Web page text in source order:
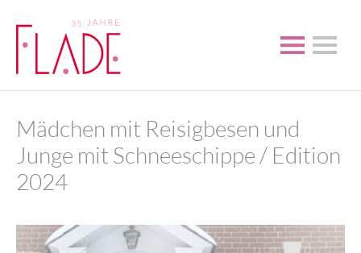
Mädchen mit Reisigbesen und
Junge mit Schneeschippe / Edition
2024